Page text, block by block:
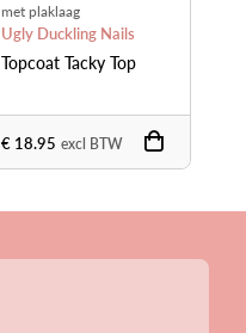
met plaklaag
Ugly Duckling Nails
Topcoat Tacky Top
€ 18.95 excl BTW